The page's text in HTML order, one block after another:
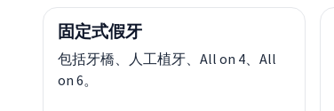
固定式假牙
包括牙橋、人工植牙、All on 4、All
on 6。